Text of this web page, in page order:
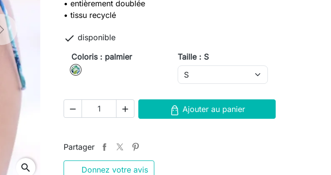
Next
search
• entièrement doublée
• tissu recyclé
 disponible
Coloris : palmier
palmier
Taille : S
  Ajouter au panier
Partager
Donnez votre avis